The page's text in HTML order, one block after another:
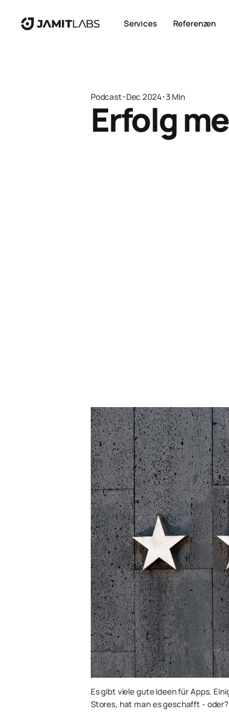
Services Referenzen
Podcast･Dec 2024･3 Min
Erfolg
Es gibt viele gute Ideen für Apps.
Stores, hat man es geschafft - oder?